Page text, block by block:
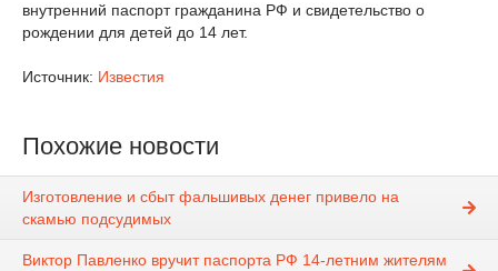
внутренний паспорт гражданина РФ и свидетельство о
рождении для детей до 14 лет.
Источник: Известия
Похожие новости
Изготовление и сбыт фальшивых денег привело на
скамью подсудимых
Виктор Павленко вручит паспорта РФ 14-летним жителям